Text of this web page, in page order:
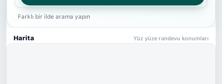
Farklı bir ilde arama yapın
Harita Yüz yüze randevu konumları